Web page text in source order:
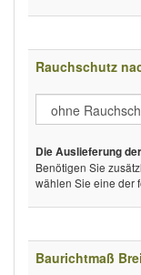
Rauchschutz
Die Auslieferung
Benötigen Sie
wählen Sie eine der
Baurichtmaß